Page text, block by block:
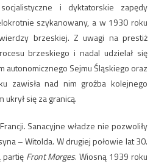
i dyktatorskie zapędy
szykanowany, a w 1930 roku
brzeskiej. Z uwagi na prestiż
brzeskiego i nadal udzielał się
autonomicznego Sejmu Śląskiego oraz
zawisła nad nim groźba kolejnego
się za granicą.
Sanacyjne władze nie pozwoliły
– Witolda. W drugiej połowie lat 30.
partię Front Morges. Wiosną 1939 roku